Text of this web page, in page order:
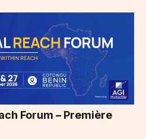
Forum – Première